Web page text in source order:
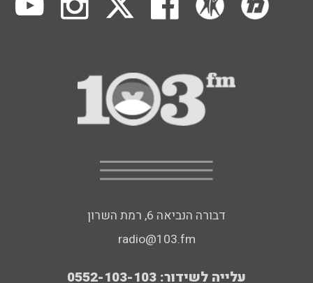
דבורה הנביאה 6, רמת השרון
radio@103.fm
עלייה לשידור: 0552-103-103